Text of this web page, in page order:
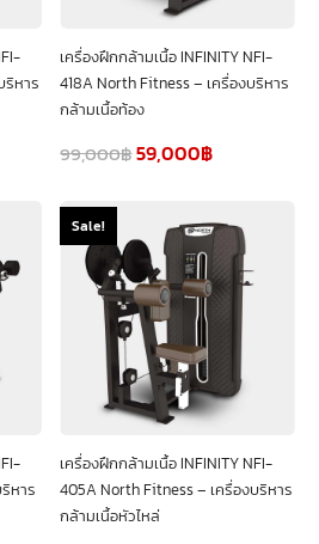
ริหาร
เครื่องฝึกกล้ามเนื้อ INFINITY NFI-
418A North Fitness – เครื่องบริหาร
กล้ามเนื้อท้อง
99,000฿59,000฿
หาร
Sale!
เครื่องฝึกกล้ามเนื้อ INFINITY NFI-
405A North Fitness – เครื่องบริหาร
กล้ามเนื้อหัวไหล่